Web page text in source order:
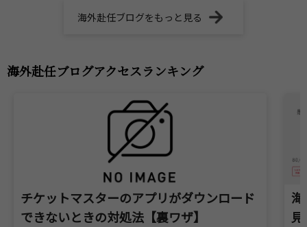
海外赴任ブログをもっと見る
海外赴任ブログアクセスランキング
チケットマスターのアプリがダウンロード
できないときの対処法【裏ワザ】